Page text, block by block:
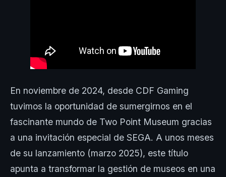
En noviembre de 2024, desde CDF Gaming
tuvimos la oportunidad de sumergirnos en el
fascinante mundo de Two Point Museum gracias
a una invitación especial de SEGA. A unos meses
de su lanzamiento (marzo 2025), este título
apunta a transformar la gestión de museos en una